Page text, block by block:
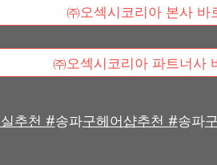
㈜오섹시코리아 본사 바
㈜오섹시코리아 파트너사
추천 #송파구헤어샵추천 #송파